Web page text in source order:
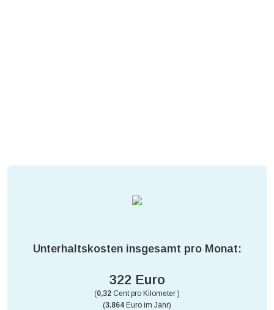
Unterhaltskosten insgesamt pro Monat:
322 Euro
(0,32 Cent pro Kilometer )
(3.864 Euro im Jahr)